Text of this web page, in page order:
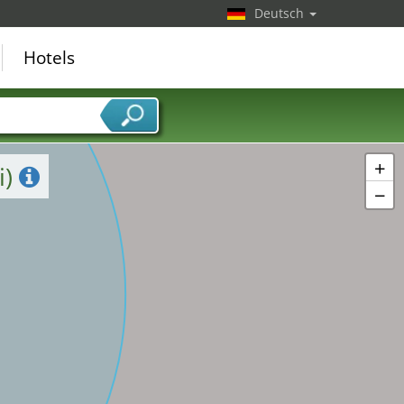
+
−
Deutsch
Hotels